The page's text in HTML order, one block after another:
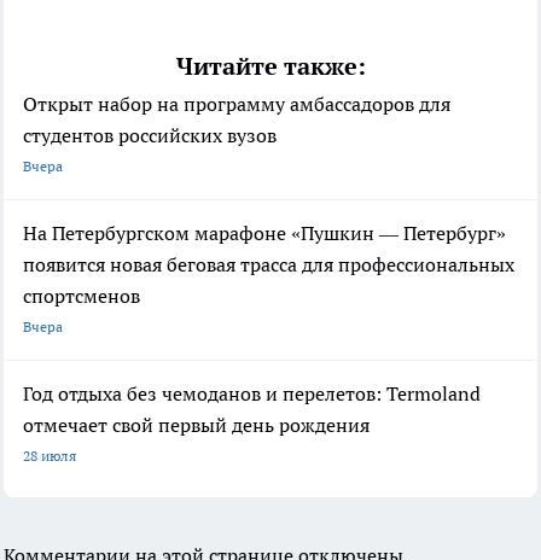
Читайте также:
Открыт набор на программу амбассадоров для
студентов российских вузов
Вчера
На Петербургском марафоне «Пушкин — Петербург»
появится новая беговая трасса для профессиональных
спортсменов
Вчера
Год отдыха без чемоданов и перелетов: Termoland
отмечает свой первый день рождения
28 июля
Комментарии на этой странице отключены.